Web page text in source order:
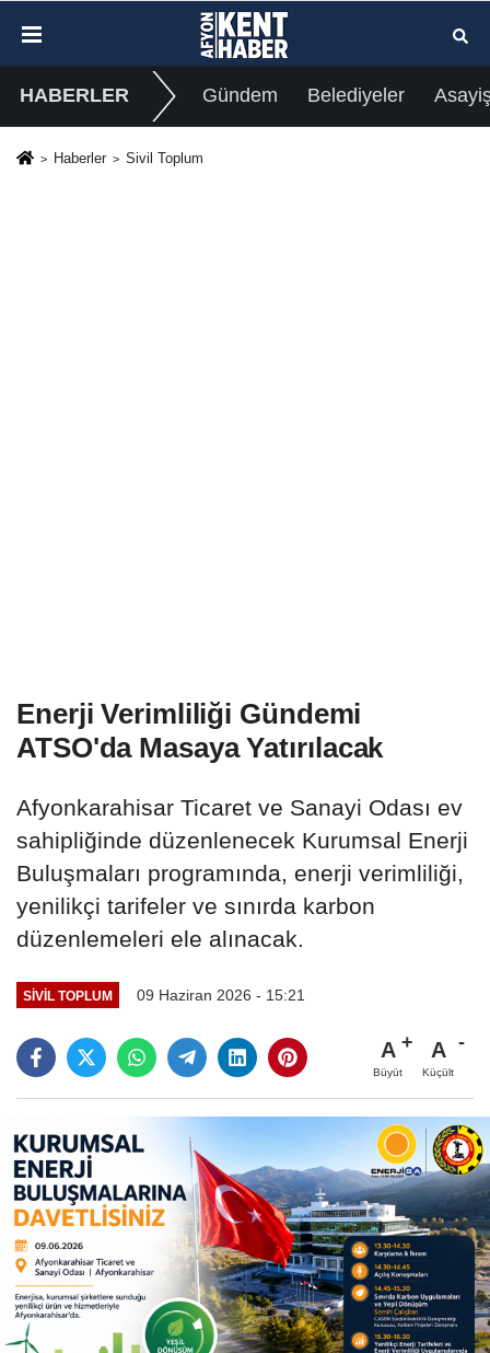
HABERLER Gündem Belediyeler
Haberler Sivil Toplum
Enerji Verimliliği Gündemi
ATSO'da Masaya Yatırılacak
Afyonkarahisar Ticaret ve Sanayi Odası ev
sahipliğinde düzenlenecek Kurumsal Enerji
Buluşmaları programında, enerji verimliliği,
yenilikçi tarifeler ve sınırda karbon
düzenlemeleri ele alınacak.
SIVIL TOPLUM 09 Haziran 2026 - 15:21
A
Büyüt
A
Küçült